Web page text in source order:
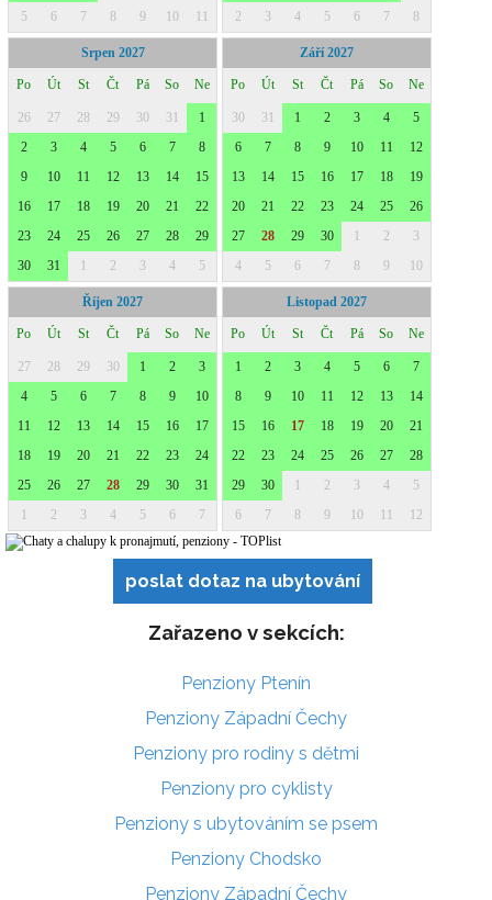
poslat dotaz na ubytování
Zařazeno v sekcích:
Penziony Ptenín
Penziony Západní Čechy
Penziony pro rodiny s dětmi
Penziony pro cyklisty
Penziony s ubytováním se psem
Penziony Chodsko
Penziony Západní Čechy